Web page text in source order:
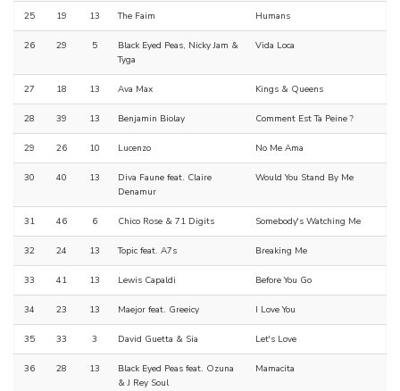
25 19 13 The Faim Humans
26 29 5
Black Eyed Peas, Nicky Jam &
Tyga
Vida Loca
27 18 13 Ava Max Kings & Queens
28 39 13 Benjamin Biolay Comment Est Ta Peine ?
29 26 10 Lucenzo No Me Ama
30 40 13
Diva Faune feat. Claire
Denamur
Would You Stand By Me
31 46 6 Chico Rose & 71 Digits Somebody's Watching Me
32 24 13 Topic feat. A7s Breaking Me
33 41 13 Lewis Capaldi Before You Go
34 23 13 Maejor feat. Greeicy I Love You
35 33 3 David Guetta & Sia Let's Love
36 28 13
Black Eyed Peas feat. Ozuna
& J Rey Soul
Mamacita